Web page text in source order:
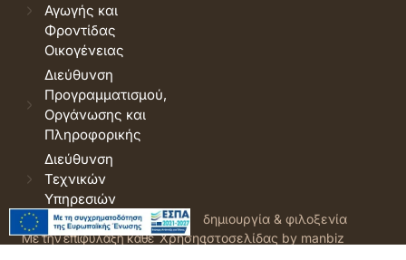
Αγωγής και
Φροντίδας
Οικογένειας
Διεύθυνση
Προγραμματισμού,
Οργάνωσης και
Πληροφορικής
Διεύθυνση
Τεχνικών
Υπηρεσιών
© 2026 Δήμος Δράμας.
Με την επιφύλαξη κάθε
Όροι
Χρήσης
δημιουργία & φιλοξενία
ιστοσελίδας by manbiz